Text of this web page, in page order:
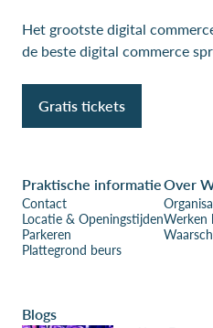
Het grootste digital
de beste digital commerce
Gratis tickets
Praktische informatie
Contact
Locatie & Openingstijden
Parkeren
Plattegrond beurs
Over
Werken
Blogs